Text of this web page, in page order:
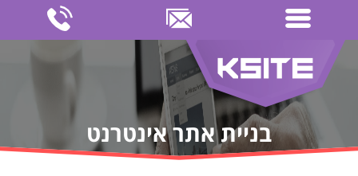
בניית אתר אינטרנט